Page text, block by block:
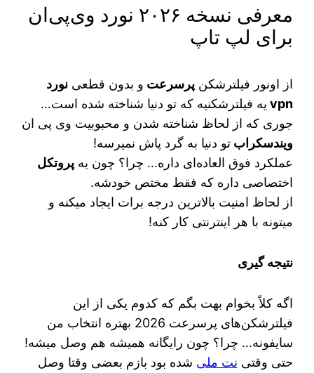
معرفی نسخه ۲۰۲۶ نورد وی‌پی‌ان
برای لپ تاپ
از اونور فیلترشکنپرسرعت و بدون قطعینورد
vpn یه فیلترشکنیه که تو دنیا شناخته شده است…
جوری که از لحاظ شناخته شدن و محبوبیت وی پی ان
ویندسکرابتو دنیا به گرد پاش نمیرسه!
عملکرد فوق العاده‌ای داره… چرا؟ چون یهپروتکل
اختصاصی داره که فقط مختص خودشه.
از لحاظ امنیت بالاترین درجه برات ایجاد میکنه و
میتونه با هر اینترنتی کار کنه!
نتیجه گیری
اگه کلاً بخوام بهت بگم که کدوم یکی از این
فیلترشکن‌های پرسرعت 2026 بهتره انتخاب من
سایفونه… چرا؟ چون رایگانه همیشه هم وصل میشه!
حتی وقتی نت ملی شده بود بازم بعضی وقتا وصل